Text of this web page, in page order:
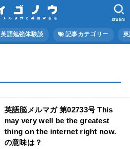
英語勉強体験談 記事カテゴリー
SEARCH
英語脳メルマガ 第02733号 This
may very well be the greatest
thing on the internet right now.
の意味は？